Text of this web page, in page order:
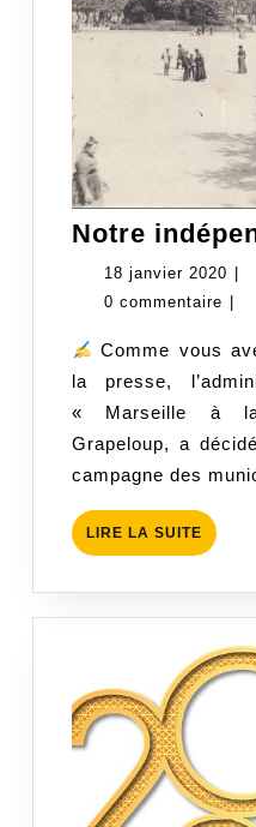
Notre
18 janvier 2020 18
0 commentaire
Comme vous
la presse,
« Marseille à
Grapeloup, a
campagne des
LIRE LA SUITE LIRE
LA